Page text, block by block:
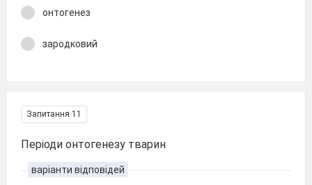
онтогенез
зародковий
Запитання 11
Періоди онтогенезу тварин
варіанти відповідей